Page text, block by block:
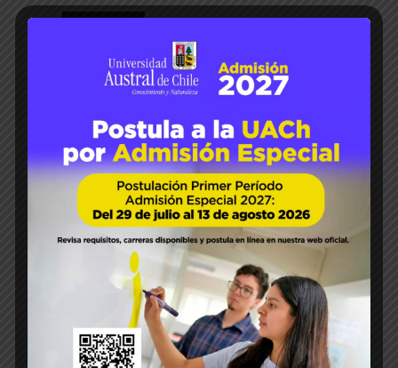
Mar 2023
Paola Segovia
Elsevier ICYTAL
Javier Parada
124
0
Dr. Javier Parada publica capít
ulo en libro sobre compuestos
fenólicos marinos
El Dr. Javier Parada Silva, Director del
Instituto de Ciencia y Tecnología de los
Alimentos (ICYTAL) de la Universidad
Austral de Chile, es el autor de uno de los
capítulo del libro “Marine Phenolic